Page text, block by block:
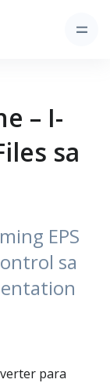
– I-
sa
EPS
sa
para